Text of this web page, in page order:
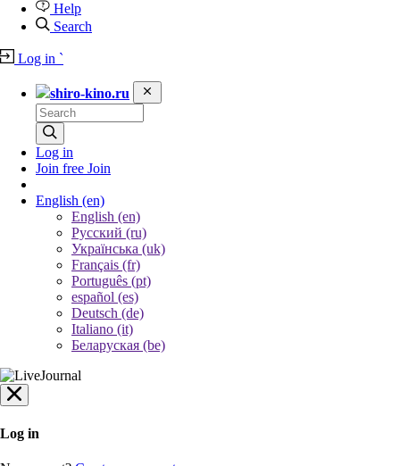
Help
Search
Log in `
shiro-kino.ru
Log in
Join free Join
English (en)
English (en)
Русский (ru)
Українська (uk)
Français (fr)
Português (pt)
español (es)
Deutsch (de)
Italiano (it)
Беларуская (be)
Log in